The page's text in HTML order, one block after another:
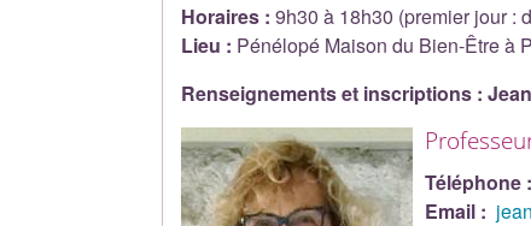
Horaires :9h30 à 18h30 (premier jour :
Lieu : Pénélopé Maison du Bien-Être à
Renseignements et inscriptions :
Téléphone :
Email :